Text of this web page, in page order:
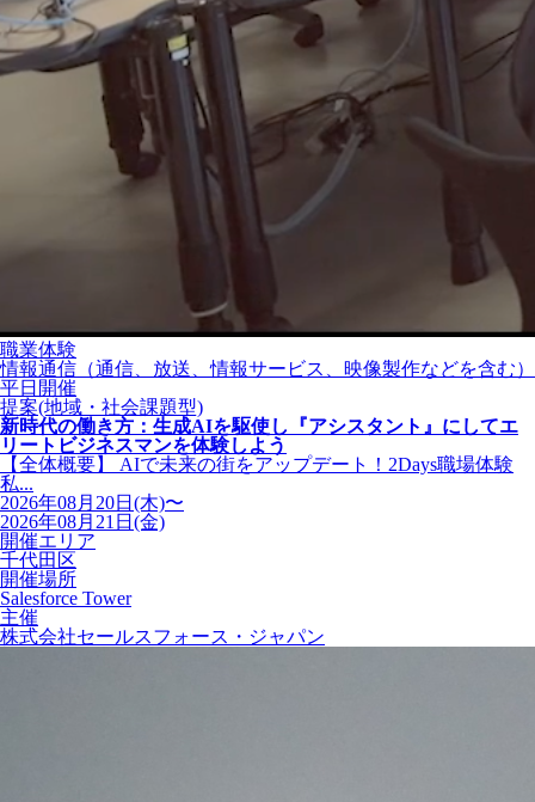
職業体験
情報通信（通信、放送、情報サービス、映像製作などを含む）
平日開催
提案(地域・社会課題型)
新時代の働き方：生成AIを駆使し『アシスタント』にしてエ
リートビジネスマンを体験しよう
【全体概要】 AIで未来の街をアップデート！2Days職場体験
私...
2026年08月20日(木)〜
2026年08月21日(金)
開催エリア
千代田区
開催場所
Salesforce Tower
主催
株式会社セールスフォース・ジャパン